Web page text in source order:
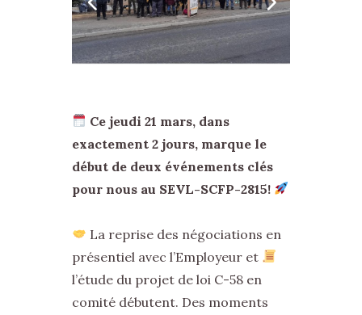
Ce jeudi 21 mars, dans
exactement 2 jours, marque le
début de deux événements clés
pour nous au SEVL-SCFP-2815!
La reprise des négociations en
présentiel avec l’Employeur et
l’étude du projet de loi C-58 en
comité débutent. Des moments